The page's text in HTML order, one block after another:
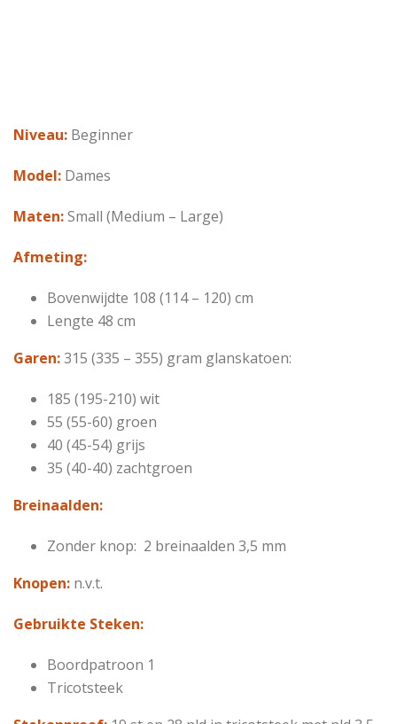
Niveau: Beginner
Model: Dames
Maten:Small (Medium – Large)
Afmeting:
Bovenwijdte 108 (114 – 120) cm
Lengte 48 cm
Garen:315 (335 – 355) gram glanskatoen:
185 (195-210) wit
55 (55-60) groen
40 (45-54) grijs
35 (40-40) zachtgroen
Breinaalden:
Zonder knop: 2 breinaalden 3,5 mm
Knopen: n.v.t.
Gebruikte Steken:
Boordpatroon 1
Tricotsteek